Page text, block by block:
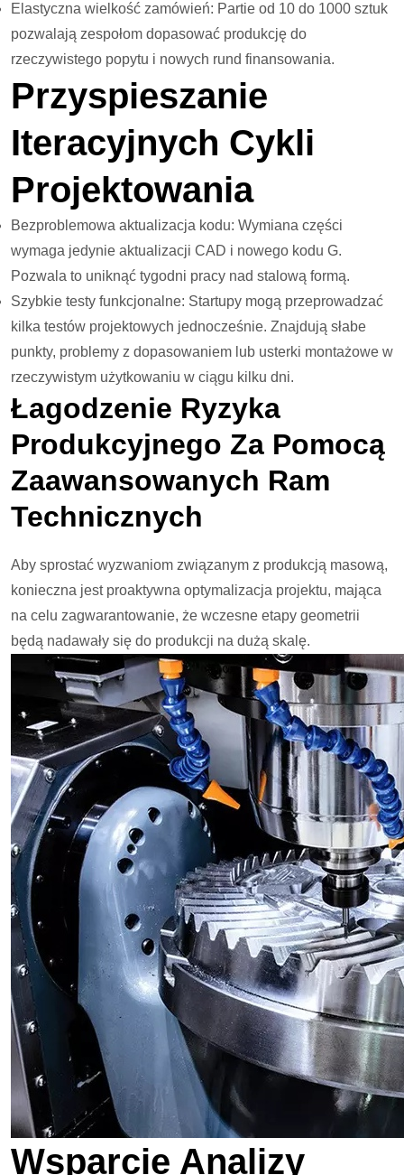
Elastyczna wielkość zamówień: Partie od 10 do 1000 sztuk
pozwalają zespołom dopasować produkcję do
rzeczywistego popytu i nowych rund finansowania.
Przyspieszanie
Iteracyjnych Cykli
Projektowania
Bezproblemowa aktualizacja kodu: Wymiana części
wymaga jedynie aktualizacji CAD i nowego kodu G.
Pozwala to uniknąć tygodni pracy nad stalową formą.
Szybkie testy funkcjonalne: Startupy mogą przeprowadzać
kilka testów projektowych jednocześnie. Znajdują słabe
punkty, problemy z dopasowaniem lub usterki montażowe w
rzeczywistym użytkowaniu w ciągu kilku dni.
Łagodzenie Ryzyka
Produkcyjnego Za Pomocą
Zaawansowanych Ram
Technicznych
Aby sprostać wyzwaniom związanym z produkcją masową,
konieczna jest proaktywna optymalizacja projektu, mająca
na celu zagwarantowanie, że wczesne etapy geometrii
będą nadawały się do produkcji na dużą skalę.
Wsparcie Analizy